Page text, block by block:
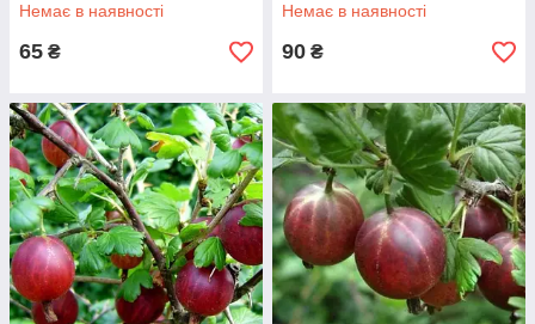
Немає в наявності
65 ₴
Немає в наявності
90 ₴